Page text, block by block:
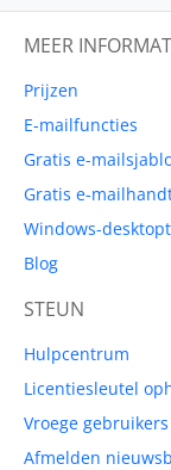
MEER
Prijzen
E-mailfuncties
Gratis e-
Gratis e-
Windows-
Blog
STEUN
Hulpcentrum
Licentiesleutel
Vroege gebruikers
Afmelden